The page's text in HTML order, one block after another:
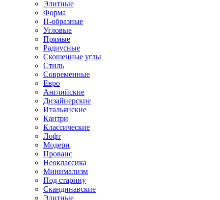
Элитные
Форма
П-образные
Угловые
Прямые
Радиусные
Скошенные углы
Стиль
Современные
Евро
Английские
Дизайнерские
Итальянские
Кантри
Классические
Лофт
Модерн
Прованс
Неоклассика
Минимализм
Под старину
Скандинавские
Элитные